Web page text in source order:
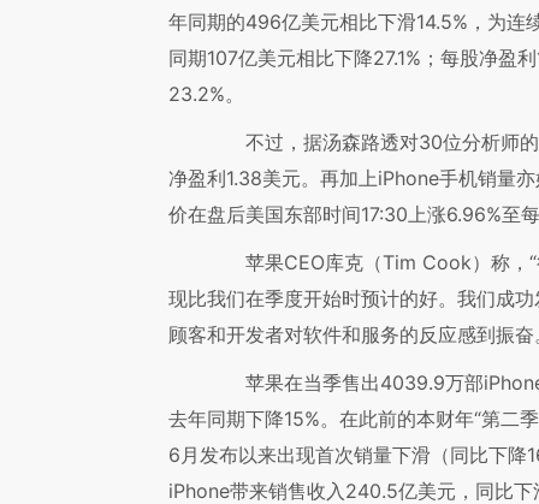
年同期的496亿美元相比下滑14.5%，为连
同期107亿美元相比下降27.1%；每股净盈
23.2%。
不过，据汤森路透对30位分析师的
净盈利1.38美元。再加上iPhone手机销量
价在盘后美国东部时间17:30上涨6.96%至
苹果CEO库克（Tim Cook）称，“
现比我们在季度开始时预计的好。我们成
顾客和开发者对软件和服务的反应感到振奋
苹果在当季售出4039.9万部
去年同期下降15%。在此前的本财年“第二
6月发布以来出现首次销量下滑（同比下降
iPhone带来销售收入240.5亿美元，同比